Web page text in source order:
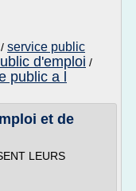
/ service public
d'emploi /
public a l
et de
LEURS